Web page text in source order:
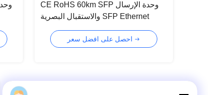
CE RoHS 60km SFP وحدة الإرسال
والاستقبال البصرية SFP Ethernet